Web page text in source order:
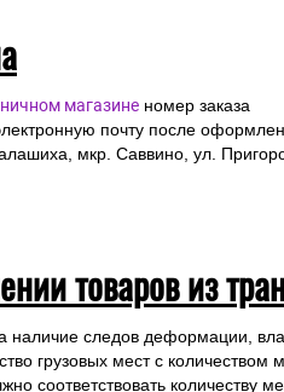
магазине номер заказа
почту после
мкр. Саввино, ул.
товаров из
наличие следов деформации,
грузовых мест с количеством
соответствовать количеству